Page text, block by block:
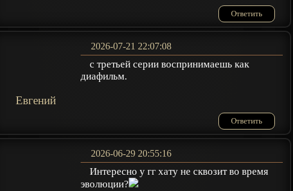
Ответить
Евгений
2026-07-21 22:07:08
с третьей серии воспринимаешь как
диафильм.
Ответить
2026-06-29 20:55:16
Интересно у гг хату не сквозит во время
эволюции?